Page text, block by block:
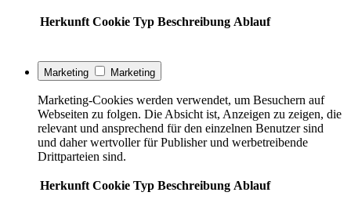
Herkunft Cookie Typ Beschreibung Ablauf
Marketing Marketing
Marketing-Cookies werden verwendet, um Besuchern auf
Webseiten zu folgen. Die Absicht ist, Anzeigen zu zeigen, die
relevant und ansprechend für den einzelnen Benutzer sind
und daher wertvoller für Publisher und werbetreibende
Drittparteien sind.
Herkunft Cookie Typ Beschreibung Ablauf